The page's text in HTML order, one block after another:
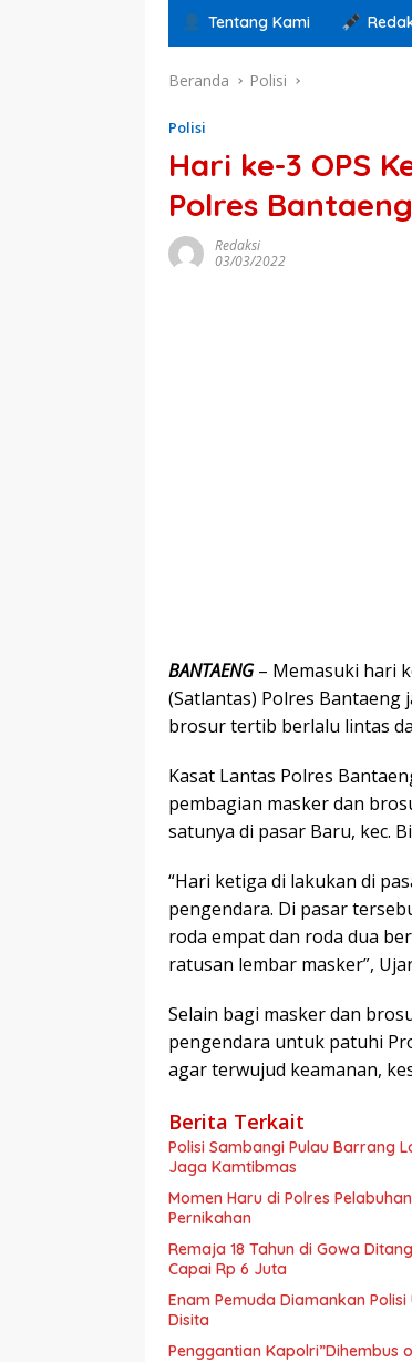
Tentang Kami
Beranda Polisi
Polisi
Hari ke-3 OPS
Polres
Redaksi
03/03/2022
BANTAENG– Memasuki hari
(Satlantas) Polres Bantaeng
brosur tertib berlalu lintas
Kasat Lantas Polres
pembagian masker dan
satunya di pasar Baru, kec.
“Hari ketiga di lakukan di
pengendara. Di pasar
roda empat dan roda dua
ratusan lembar masker”,
Selain bagi masker dan
pengendara untuk patuhi
agar terwujud keamanan,
Berita Terkait
Polisi Sambangi Pulau Barrang
Jaga Kamtibmas
Momen Haru di Polres
Pernikahan
Remaja 18 Tahun di Gowa
Capai Rp 6 Juta
Enam Pemuda Diamankan
Disita
Penggantian Kapolri”Dihembus